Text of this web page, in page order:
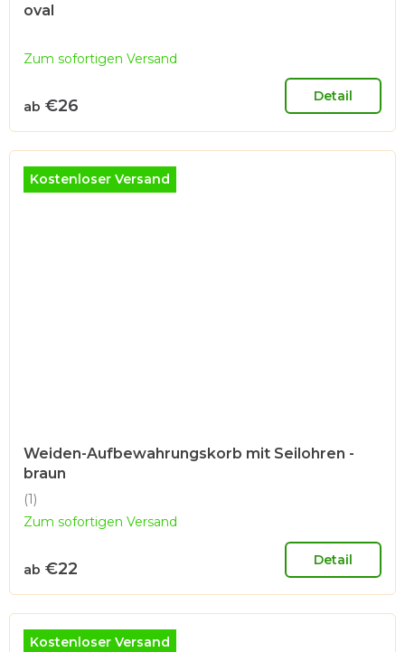
oval
Zum sofortigen Versand
ab €26 Detail
Kostenloser Versand
Weiden-Aufbewahrungskorb mit Seilohren -
braun
Die
durchschnittliche
5,0
von
5
Sternen.
(1)
Zum sofortigen Versand
ab €22 Detail
Kostenloser Versand